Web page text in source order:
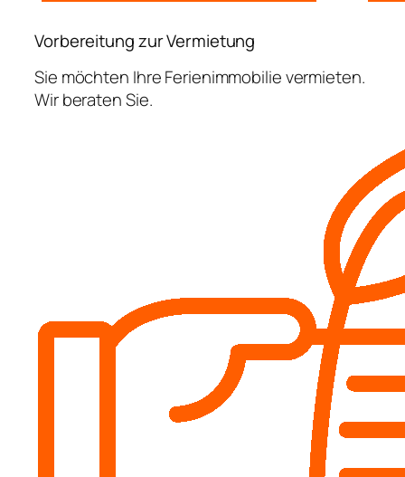
Vorbereitung zur Vermietung
Sie möchten Ihre Ferienimmobilie vermieten.
Wir beraten Sie.